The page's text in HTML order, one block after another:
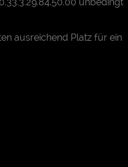
ausreichend Platz für ein